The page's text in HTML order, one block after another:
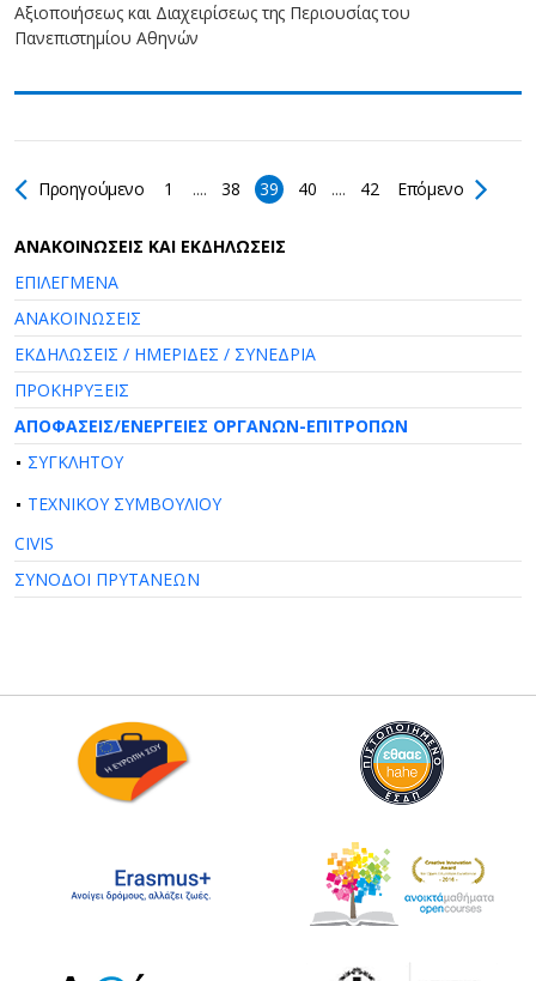
Αξιοποιήσεως και Διαχειρίσεως της Περιουσίας του
Πανεπιστημίου Αθηνών
Προηγούμενο 1 .... 38 39 40 .... 42 Επόμενο
AΝΑΚΟΙΝΩΣΕΙΣ ΚΑΙ ΕΚΔΗΛΩΣΕΙΣ
ΕΠΙΛΕΓΜΕΝΑ
ΑΝΑΚΟΙΝΩΣΕΙΣ
ΕΚΔΗΛΩΣΕΙΣ / ΗΜΕΡΙΔΕΣ / ΣΥΝΕΔΡΙΑ
ΠΡΟΚΗΡΥΞΕΙΣ
ΑΠΟΦΑΣΕΙΣ/ΕΝΕΡΓΕΙΕΣ ΟΡΓΑΝΩΝ-ΕΠΙΤΡΟΠΩΝ
ΣΥΓΚΛΗΤΟΥ
ΤΕΧΝΙΚΟΥ ΣΥΜΒΟΥΛΙΟΥ
CIVIS
ΣΥΝΟΔΟΙ ΠΡΥΤΑΝΕΩΝ